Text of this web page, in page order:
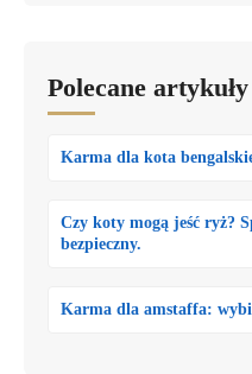
Polecane artykuły
Karma dla kota
Czy koty mogą jeść ryż?
bezpieczny.
Karma dla amstaffa: